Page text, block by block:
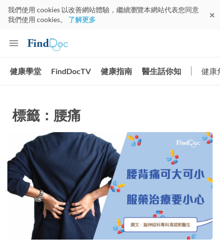
我們使用 cookies 以改善網站體驗，繼續瀏覽本網站代表您同意
我們使用 cookies。 了解更多
健康學堂 FindDocTV 健康指南 醫生話你知 健康
標籤：腰痛